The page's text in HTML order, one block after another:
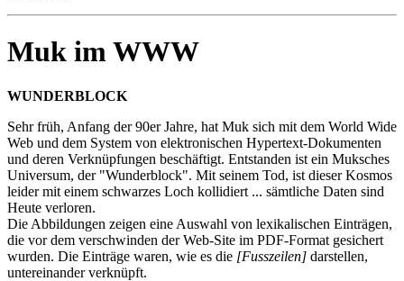
Muk im WWW
WUNDERBLOCK
Sehr früh, Anfang der 90er Jahre, hat Muk sich mit dem World Wide
Web und dem System von elektronischen Hypertext-Dokumenten
und deren Verknüpfungen beschäftigt. Entstanden ist ein Muksches
Universum, der "Wunderblock". Mit seinem Tod, ist dieser Kosmos
leider mit einem schwarzes Loch kollidiert ... sämtliche Daten sind
Heute verloren.
Die Abbildungen zeigen eine Auswahl von lexikalischen Einträgen,
die vor dem verschwinden der Web-Site im PDF-Format gesichert
wurden. Die Einträge waren, wie es die [Fusszeilen] darstellen,
untereinander verknüpft.